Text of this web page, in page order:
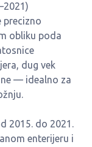
precizno
obliku poda
dug vek
— idealno za
2015. do 2021.
enterijeru i